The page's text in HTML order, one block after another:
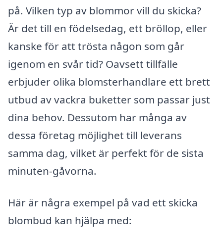
på. Vilken typ av blommor vill du skicka?
Är det till en födelsedag, ett bröllop, eller
kanske för att trösta någon som går
igenom en svår tid? Oavsett tillfälle
erbjuder olika blomsterhandlare ett brett
utbud av vackra buketter som passar just
dina behov. Dessutom har många av
dessa företag möjlighet till leverans
samma dag, vilket är perfekt för de sista
minuten-gåvorna.
Här är några exempel på vad ett skicka
blombud kan hjälpa med: